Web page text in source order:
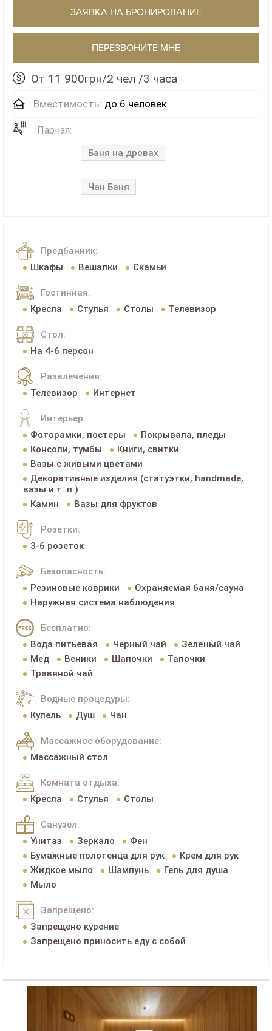
ЗАЯВКА НА БРОНИРОВАНИЕ
ПЕРЕЗВОНИТЕ МНЕ
От 11 900грн/2 чел /3 часа
Вместимость: до 6 человек
Парная:
Баня на дровах
Чан Баня
Предбанник:
Шкафы
Вешалки Скамьи
Гостинная:
Кресла
Стулья Столы Телевизор
Стол:
На 4-6 персон
Развлечения:
Телевизор
Интернет
Интерьер:
Фоторамки, постеры
Покрывала, пледы
Консоли, тумбы
Книги, свитки
Вазы с живыми цветами
Декоративные изделия (статуэтки, handmade,
вазы и т. п.)
Камин
Вазы для фруктов
Розетки:
3-6 розеток
Безопасность:
Резиновые коврики
Охраняемая баня/сауна
Наружная система наблюдения
Бесплатно:
Вода питьевая
Черный чай
Зелёный чай
Мед
Веники Шапочки
Тапочки
Травяной чай
Водные процедуры:
Купель
Душ Чан
Массажное оборудование:
Массажный стол
Комната отдыха:
Кресла
Стулья Столы
Санузел:
Унитаз
Зеркало
Фен
Бумажные полотенца для рук
Крем для рук
Жидкое мыло
Шампунь
Гель для душа
Мыло
Запрещено:
Запрещено курение
Запрещено приносить еду с собой